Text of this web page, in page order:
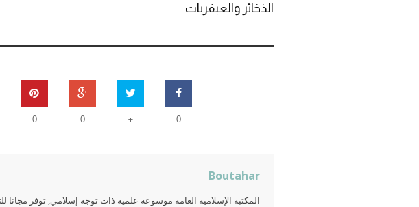
الذخائر والعبقريات
0
+
0
0
Boutahar
المكتبة الإسلامية العامة موسوعة علمية ذات توجه إسلامي, توفر